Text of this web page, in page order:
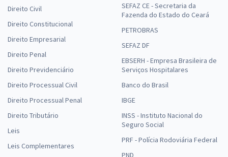
Direito Civil
Direito Constitucional
Direito Empresarial
Direito Penal
Direito Previdenciário
Direito Processual Civil
Direito Processual Penal
Direito Tributário
Leis
Leis Complementares
SEFAZ CE - Secretaria da
Fazenda do Estado do Ceará
PETROBRAS
SEFAZ DF
EBSERH - Empresa Brasileira de
Serviços Hospitalares
Banco do Brasil
IBGE
INSS - Instituto Nacional do
Seguro Social
PRF - Polícia Rodoviária Federal
PND